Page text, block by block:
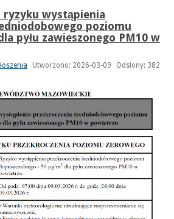
ryzyku wystąpienia
poziomu
pyłu zawieszonego PM10 w
Utworzono: 2026-03-09 Odsłony: 382